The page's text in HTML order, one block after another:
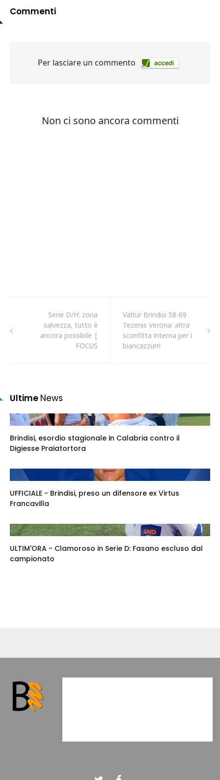
Commenti
Serie D/H: zona
salvezza, tutto è
ancora possibile |
FOCUS
Valtur Brindisi 58-69
Tezenis Verona: altra
sconfitta interna per i
biancazzurri
Ultime News
Brindisi, esordio stagionale in Calabria contro il
Digiesse Praiatortora
UFFICIALE - Brindisi, preso un difensore ex Virtus
Francavilla
ULTIM'ORA - Clamoroso in Serie D: Fasano escluso dal
campionato